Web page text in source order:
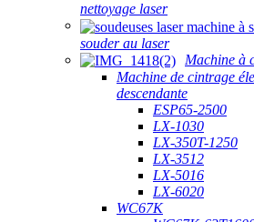
nettoyage laser
souder au laser
Machine à
Machine de cintrage
descendante
ESP65-2500
LX-1030
LX-350T-1250
LX-3512
LX-5016
LX-6020
WC67K